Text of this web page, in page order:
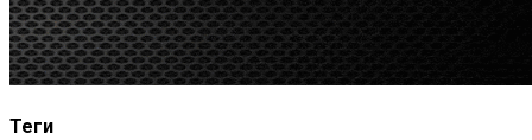
Теги